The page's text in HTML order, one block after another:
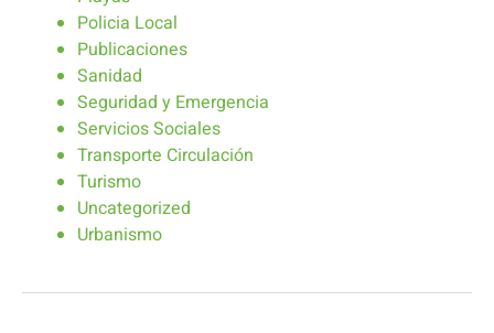
Policia Local
Publicaciones
Sanidad
Seguridad y Emergencia
Servicios Sociales
Transporte Circulación
Turismo
Uncategorized
Urbanismo